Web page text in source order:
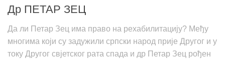
Др ПЕТАР ЗЕЦ
Да ли Петар Зец има право на рехабилитацију? Међу
многима који су задужили српски народ прије Другог и у
току Другог свјетског рата спада и др Петар Зец рођен